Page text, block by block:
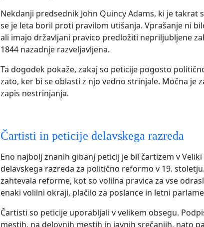
Nekdanji predsednik John Quincy Adams, ki je takrat
se je leta boril proti pravilom utišanja. Vprašanje ni
ali imajo državljani pravico predložiti nepriljubljene
1844 nazadnje razveljavljena.
Ta dogodek pokaže, zakaj so peticije pogosto
zato, ker bi se oblasti z njo vedno strinjale. Močna je
zapis nestrinjanja.
Čartisti in peticije delavskega razreda
Eno najbolj znanih gibanj peticij je bil čartizem v
delavskega razreda za politično reformo v 19.
zahtevala reforme, kot so volilna pravica za vse
enaki volilni okraji, plačilo za poslance in letni
Čartisti so peticije uporabljali v velikem obsegu.
mestih, na delovnih mestih in javnih srečanjih, nato